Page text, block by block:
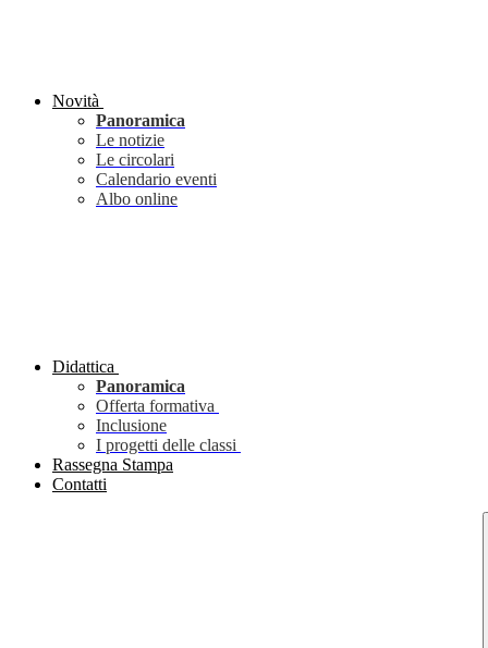
Novità
Panoramica
Le notizie
Le circolari
Calendario eventi
Albo online
Didattica
Panoramica
Offerta formativa
Inclusione
I progetti delle classi
Rassegna Stampa
Contatti